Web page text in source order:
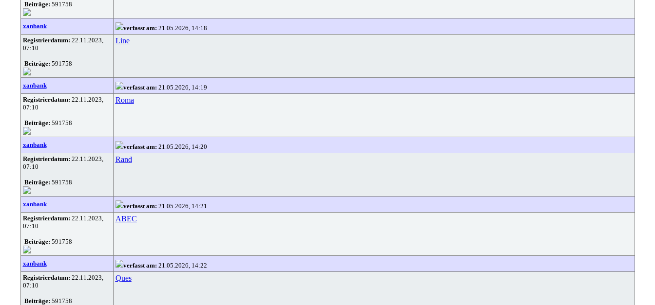
Beiträge: 591758
xanbank verfasst am: 21.05.2026, 14:18
Registrierdatum: 22.11.2023,
07:10
Beiträge: 591758
Line
xanbank verfasst am: 21.05.2026, 14:19
Registrierdatum: 22.11.2023,
07:10
Beiträge: 591758
Roma
xanbank verfasst am: 21.05.2026, 14:20
Registrierdatum: 22.11.2023,
07:10
Beiträge: 591758
Rand
xanbank verfasst am: 21.05.2026, 14:21
Registrierdatum: 22.11.2023,
07:10
Beiträge: 591758
ABEC
xanbank verfasst am: 21.05.2026, 14:22
Registrierdatum: 22.11.2023,
07:10
Beiträge: 591758
Ques